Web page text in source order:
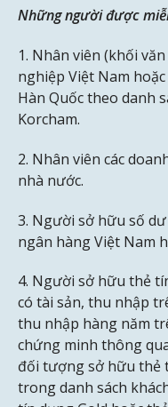
Những người được
1. Nhân viên (khối
nghiệp Việt Nam
Hàn Quốc theo danh
Korcham.
2. Nhân viên các
nhà nước.
3. Người sở hữu số
ngân hàng Việt Nam
4. Người sở hữu thẻ
có tài sản, thu nhập
thu nhập hàng năm
chứng minh thông
đối tượng sở hữu thẻ
trong danh sách